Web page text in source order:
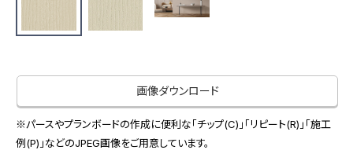
札幌ショールーム
お役立ち資料
サンプル・カタログ請求／お問い合わせ（ビジネスのお客様）
非住宅案件に関するお問い合わせ
スペースソリューション事業
オフィスソリューション事業
会社情報
画像ダウンロード
※パースやプランボードの作成に便利な「チップ(C)」「リピート(R)」「施工
例(P)」などのJPEG画像をご用意しています。